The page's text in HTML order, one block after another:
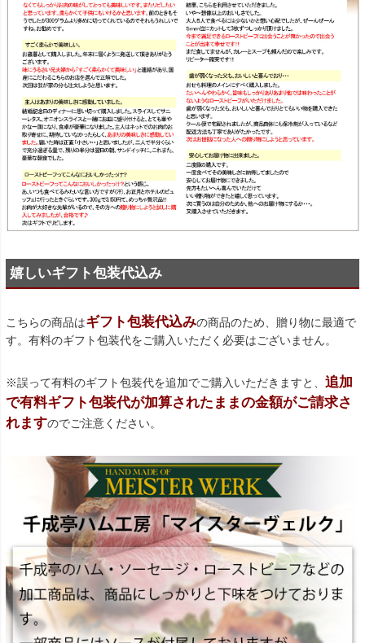
嬉しいギフト包装代込み
こちらの商品はギフト包装代込みの商品のため、贈り物に最適で
す。有料のギフト包装代をご購入いただく必要はございません。
※誤って有料のギフト包装代を追加でご購入いただきますと、 追加
で有料ギフト包装代が加算されたままの金額がご請求さ
れますのでご注意ください。